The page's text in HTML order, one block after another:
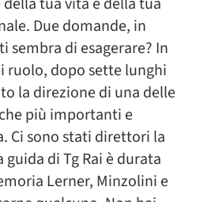
Due domande, in
sembra di esagerare? In
ruolo, dopo sette lunghi
la direzione di una delle
più importanti e
Ci sono stati direttori la
di Tg Rai è durata
Lerner, Minzolini e